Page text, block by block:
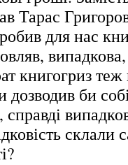
Тарас
для нас
книгогриз теж
дозводив би
склали